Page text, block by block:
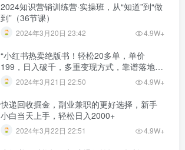
2024知识营销训练营·实操班，从“知道”到“做
到”（36节课）
2024年3月20日 23:42 4.9W+
“小红书热卖绝版书！轻松20多单，单价
199，日入破千，多重变现方式，靠谱落地项
目！”2024年3月21日 22:50 4.9W+
快递回收掘金，副业兼职的更好选择，新手
小白当天上手，轻松日入2000+
2024年3月22日 22:51 4.9W+